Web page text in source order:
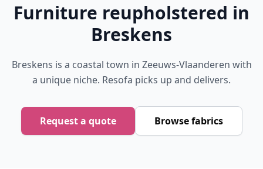
Furniture reupholstered in
Breskens
Breskens is a coastal town in Zeeuws-Vlaanderen with
a unique niche. Resofa picks up and delivers.
Request a quote Browse fabrics